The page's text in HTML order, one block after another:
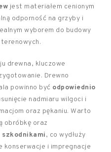
jest materiałem cenionym
odporność na grzyby i
wyborem do budowy
drewna, kluczowe
Drewno
powinno być odpowiednio
nadmiaru wilgoci i
oraz pękaniu. Warto
obróbkę oraz
szkodnikami, co wydłuży
konserwacje i impregnacje